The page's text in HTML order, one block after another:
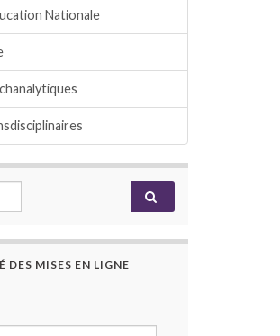
Nationale
DES MISES EN LIGNE